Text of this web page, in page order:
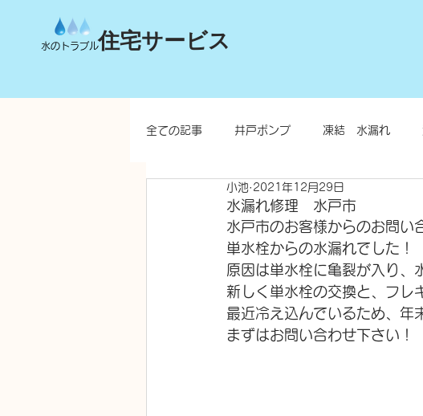
水のトラブル住宅サービス
全ての記事 井戸ポンプ 凍結 水漏れ
洗面所 お風呂
水栓柱・不凍水栓柱
水漏れ修理 水戸市
小池 2021年12月29日
水戸市のお客様からのお問い
単水栓からの水漏れでした！
原因は単水栓に亀裂が入り、
新しく単水栓の交換と、フレ
最近冷え込んでいるため、年
まずはお問い合わせ下さい！